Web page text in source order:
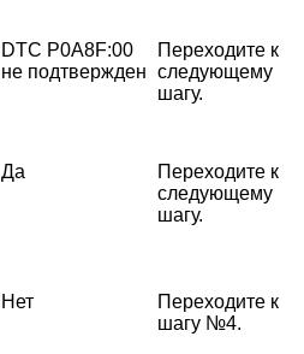
DTC P0A8F:00
не подтвержден
Переходите к
следующему
шагу.
Да
Переходите к
следующему
шагу.
Нет
Переходите к
шагу №4.